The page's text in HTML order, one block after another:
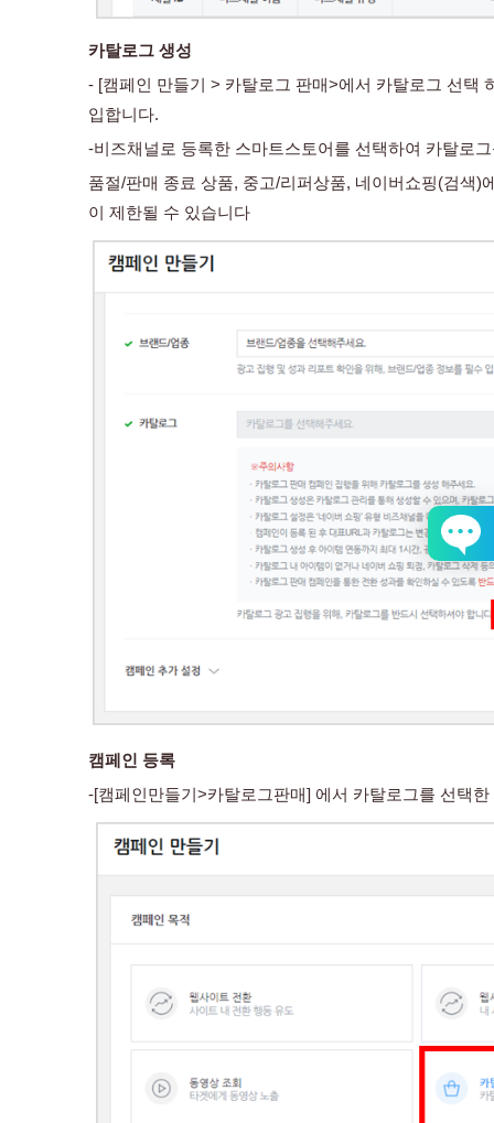
카탈로그 생성
- [캠페인 만들기 > 카탈로그 판매>에서 카탈로그 선택
입합니다.
-비즈채널로 등록한 스마트스토어를 선택하여 카탈로
품절/판매 종료 상품, 중고/리퍼상품, 네이버쇼핑(검색
이 제한될 수 있습니다
캠페인 등록
-[캠페인만들기>카탈로그판매] 에서 카탈로그를 선택